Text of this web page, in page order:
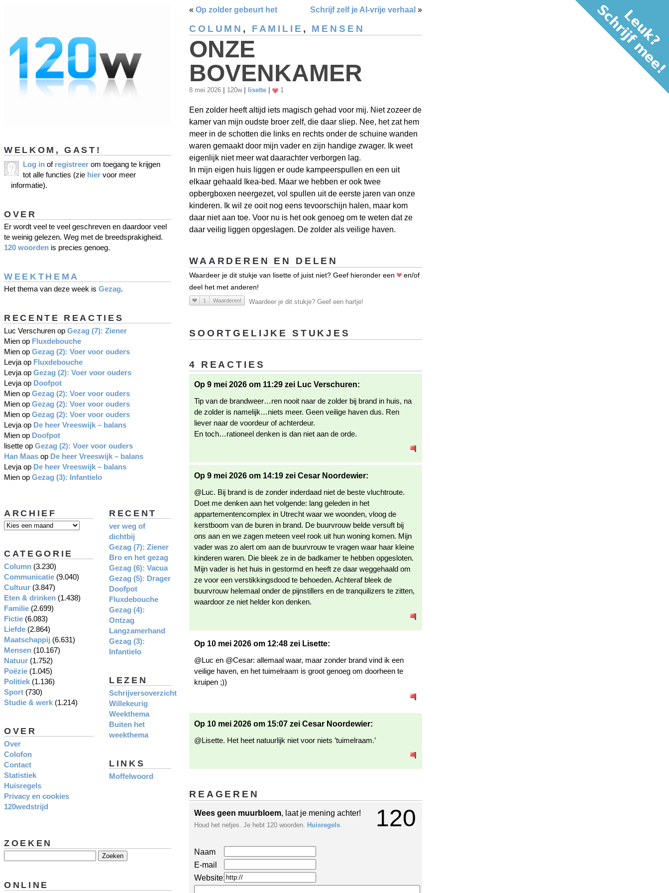
« Op zolder gebeurt het Schrijf zelf je AI-vrije verhaal »
COLUMN , FAMILIE , MENSEN
ONZE
BOVENKAMER
8 mei 2026 120w lisette 1
Een zolder heeft altijd iets magisch gehad voor mij. Niet zozeer de
kamer van mijn oudste broer zelf, die daar sliep. Nee, het zat hem
meer in de schotten die links en rechts onder de schuine wanden
waren gemaakt door mijn vader en zijn handige zwager. Ik weet
eigenlijk niet meer wat daarachter verborgen lag.
In mijn eigen huis liggen er oude kampeerspullen en een uit
elkaar gehaald Ikea-bed. Maar we hebben er ook twee
opbergboxen neergezet, vol spullen uit de eerste jaren van onze
kinderen. Ik wil ze ooit nog eens tevoorschijn halen, maar kom
daar niet aan toe. Voor nu is het ook genoeg om te weten dat ze
daar veilig liggen opgeslagen. De zolder als veilige haven.
WAARDEREN EN DELEN
Waardeer je dit stukje van lisette of juist niet? Geef hieronder een
en/of
deel het met anderen!
1 Waarderen! Waardeer je dit stukje? Geef een hartje!
SOORTGELIJKE STUKJES
4 REACTIES
Op 9 mei 2026 om 11:29 zei Luc Verschuren:
Tip van de brandweer…ren nooit naar de zolder bij brand in huis, na
de zolder is namelijk…niets meer. Geen veilige haven dus. Ren
liever naar de voordeur of achterdeur.
En toch…rationeel denken is dan niet aan de orde.
Op 9 mei 2026 om 14:19 zei Cesar Noordewier:
@Luc. Bij brand is de zonder inderdaad niet de beste vluchtroute.
Doet me denken aan het volgende: lang geleden in het
appartementencomplex in Utrecht waar we woonden, vloog de
kerstboom van de buren in brand. De buurvrouw belde versuft bij
ons aan en we zagen meteen veel rook uit hun woning komen. Mijn
vader was zo alert om aan de buurvrouw te vragen waar haar kleine
kinderen waren. Die bleek ze in de badkamer te hebben opgesloten.
Mijn vader is het huis in gestormd en heeft ze daar weggehaald om
ze voor een verstikkingsdood te behoeden. Achteraf bleek de
buurvrouw helemaal onder de pijnstillers en de tranquilizers te zitten,
waardoor ze niet helder kon denken.
Op 10 mei 2026 om 12:48 zei Lisette:
@Luc en @Cesar: allemaal waar, maar zonder brand vind ik een
veilige haven, en het tuimelraam is groot genoeg om doorheen te
kruipen ;))
Op 10 mei 2026 om 15:07 zei Cesar Noordewier:
@Lisette. Het heet natuurlijk niet voor niets ’tuimelraam.’
REAGEREN
120
Wees geen muurbloem, laat je mening achter!
Houd het netjes. Je hebt 120 woorden. Huisregels.
Naam
E-mail
Website:
WELKOM, GAST!
Log in of registreer om toegang te krijgen
tot alle functies (zie hier voor meer
informatie).
OVER
Er wordt veel te veel geschreven en daardoor veel
te weinig gelezen. Weg met de breedsprakigheid.
120 woorden is precies genoeg.
WEEKTHEMA
Het thema van deze week is Gezag.
RECENTE REACTIES
Luc Verschuren op Gezag (7): Ziener
Mien op Fluxdebouche
Mien op Gezag (2): Voer voor ouders
Levja op Fluxdebouche
Levja op Gezag (2): Voer voor ouders
Levja op Doofpot
Mien op Gezag (2): Voer voor ouders
Mien op Gezag (2): Voer voor ouders
Mien op Gezag (2): Voer voor ouders
Levja op De heer Vreeswijk – balans
Mien op Doofpot
lisette op Gezag (2): Voer voor ouders
Han Maas op De heer Vreeswijk – balans
Levja op De heer Vreeswijk – balans
Mien op Gezag (3): Infantielo
RECENT
ver weg of
dichtbij
Gezag (7): Ziener
Bro en het gezag
Gezag (6): Vacua
Gezag (5): Drager
Doofpot
Fluxdebouche
Gezag (4):
Ontzag
Langzamerhand
Gezag (3):
Infantielo
LEZEN
Schrijversoverzicht
Willekeurig
Weekthema
Buiten het
weekthema
LINKS
Moffelwoord
ARCHIEF
CATEGORIE
Column (3.230)
Communicatie (9.040)
Cultuur (3.847)
Eten & drinken (1.438)
Familie (2.699)
Fictie (6.083)
Liefde (2.864)
Maatschappij (6.631)
Mensen (10.167)
Natuur (1.752)
Poëzie (1.045)
Politiek (1.136)
Sport (730)
Studie & werk (1.214)
OVER
Over
Colofon
Contact
Statistiek
Huisregels
Privacy en cookies
120wedstrijd
ZOEKEN
ONLINE